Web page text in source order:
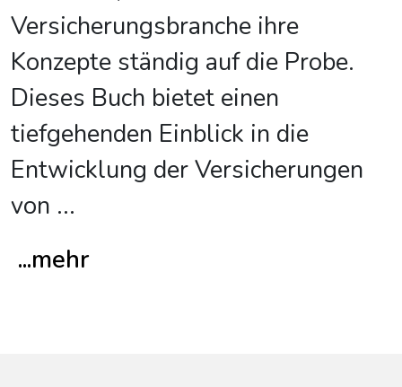
Versicherungsbranche ihre
Konzepte ständig auf die Probe.
Dieses Buch bietet einen
tiefgehenden Einblick in die
Entwicklung der Versicherungen
von ...
...mehr